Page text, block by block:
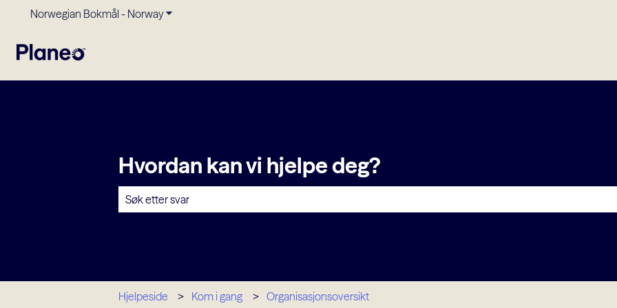
Norwegian Bokmål - NorwayVis undermeny for oversettelser
Hvordan kan vi hjelpe deg?
Hjelpeside Kom i gang Organisasjonsoversikt